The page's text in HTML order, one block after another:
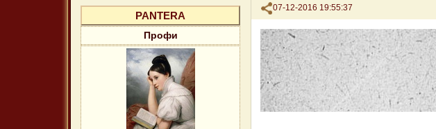
Поделиться
07-12-2016 19:55:37
PANTERA
Профи